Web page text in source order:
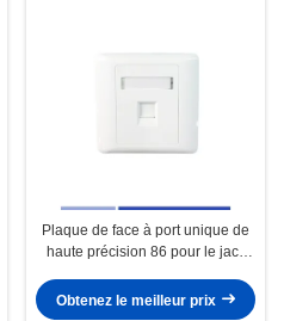
Plaque de face à port unique de
haute précision 86 pour le jack
Obtenez le meilleur prix